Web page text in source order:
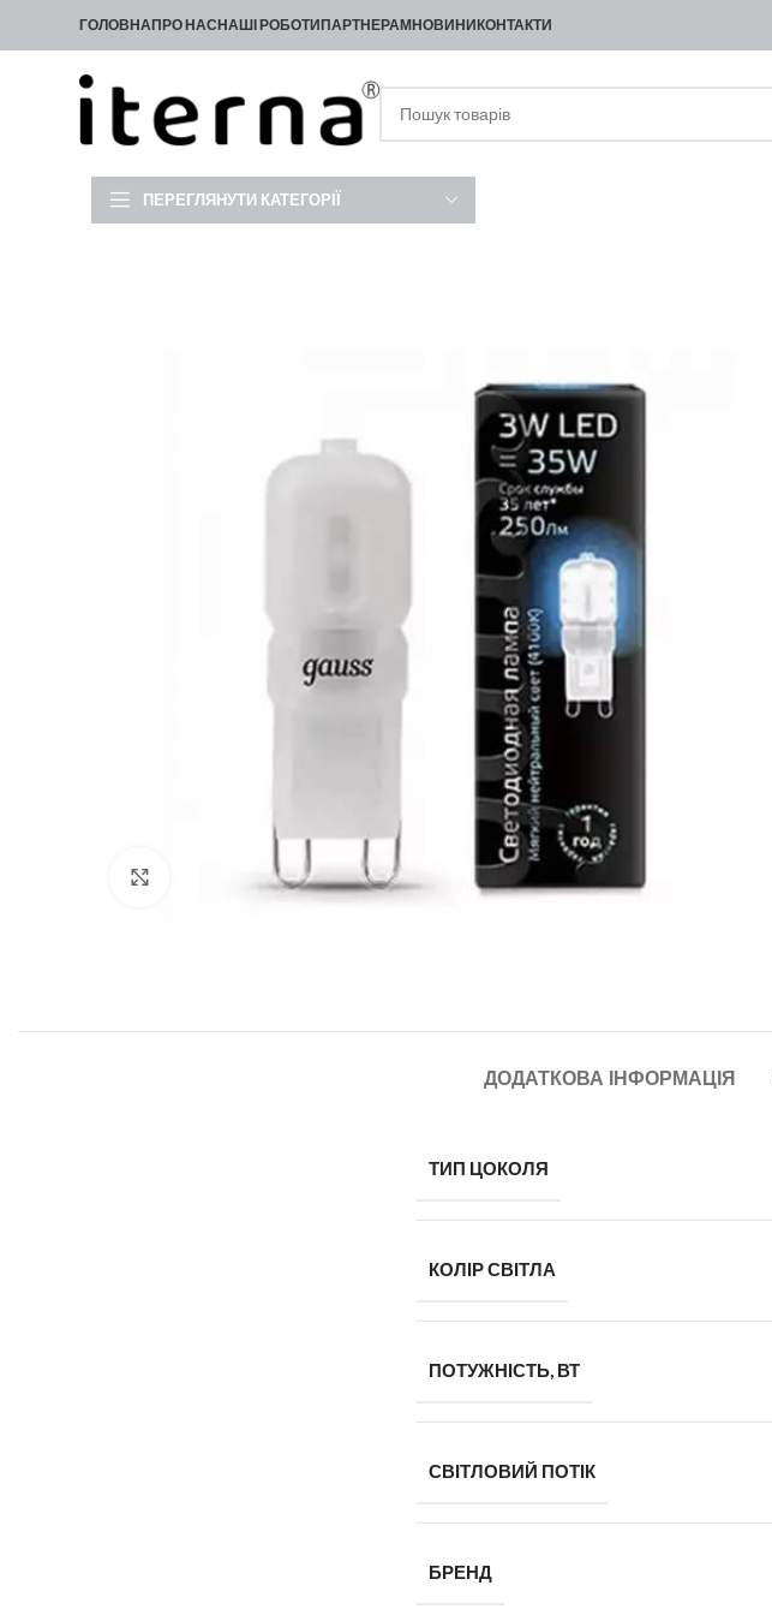
ГОЛОВНАПРО НАСНАШІ РОБОТИПАРТНЕРАМНОВИНИКОНТАКТИ
ПЕРЕГЛЯНУТИ КАТЕГОРІЇ
Клацніть, щоб збільшити
ДОДАТКОВА ІНФОРМАЦІЯ
ТИП ЦОКОЛЯ
КОЛІР СВІТЛА
ПОТУЖНІСТЬ, ВТ
СВІТЛОВИЙ ПОТІК
БРЕНД